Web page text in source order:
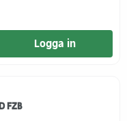
Logga in
FZB